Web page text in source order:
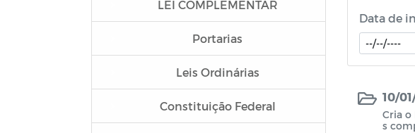
LEI COMPLEMENTAR
Portarias
Leis Ordinárias
Constituição Federal
Data de
10/
Cria o
s